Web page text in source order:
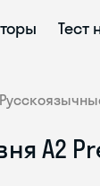
Тест
A2